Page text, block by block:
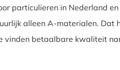
particulieren in Nederland
alleen A-materialen. Dat
vinden betaalbare kwaliteit